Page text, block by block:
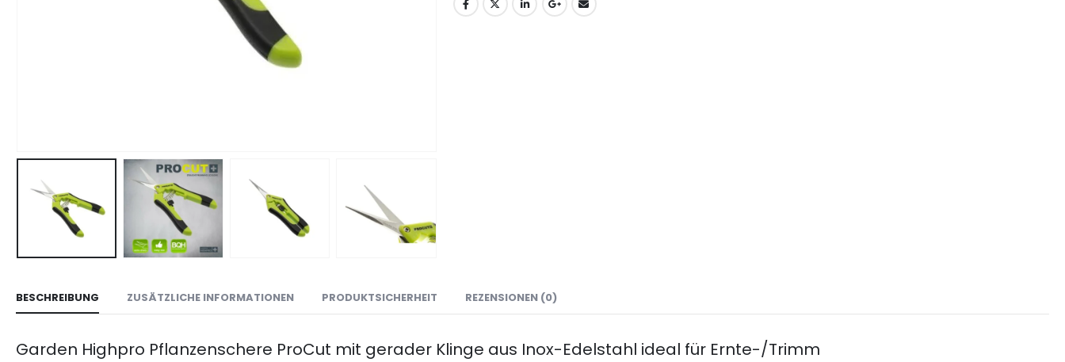
BESCHREIBUNG ZUSÄTZLICHE INFORMATIONEN PRODUKTSICHERHEIT REZENSIONEN (0)
Garden Highpro Pflanzenschere ProCut mit gerader Klinge aus Inox-Edelstahl ideal für Ernte-/Trimm